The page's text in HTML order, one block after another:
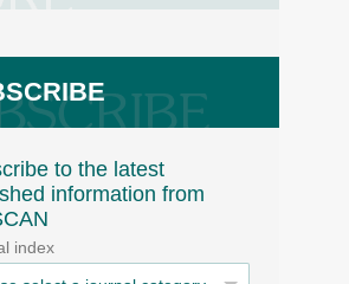
to the latest
information from
index